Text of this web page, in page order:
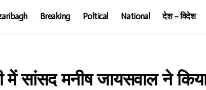
Breaking Poltical National देश – विदेश
में सांसद मनीष जायसवाल ने